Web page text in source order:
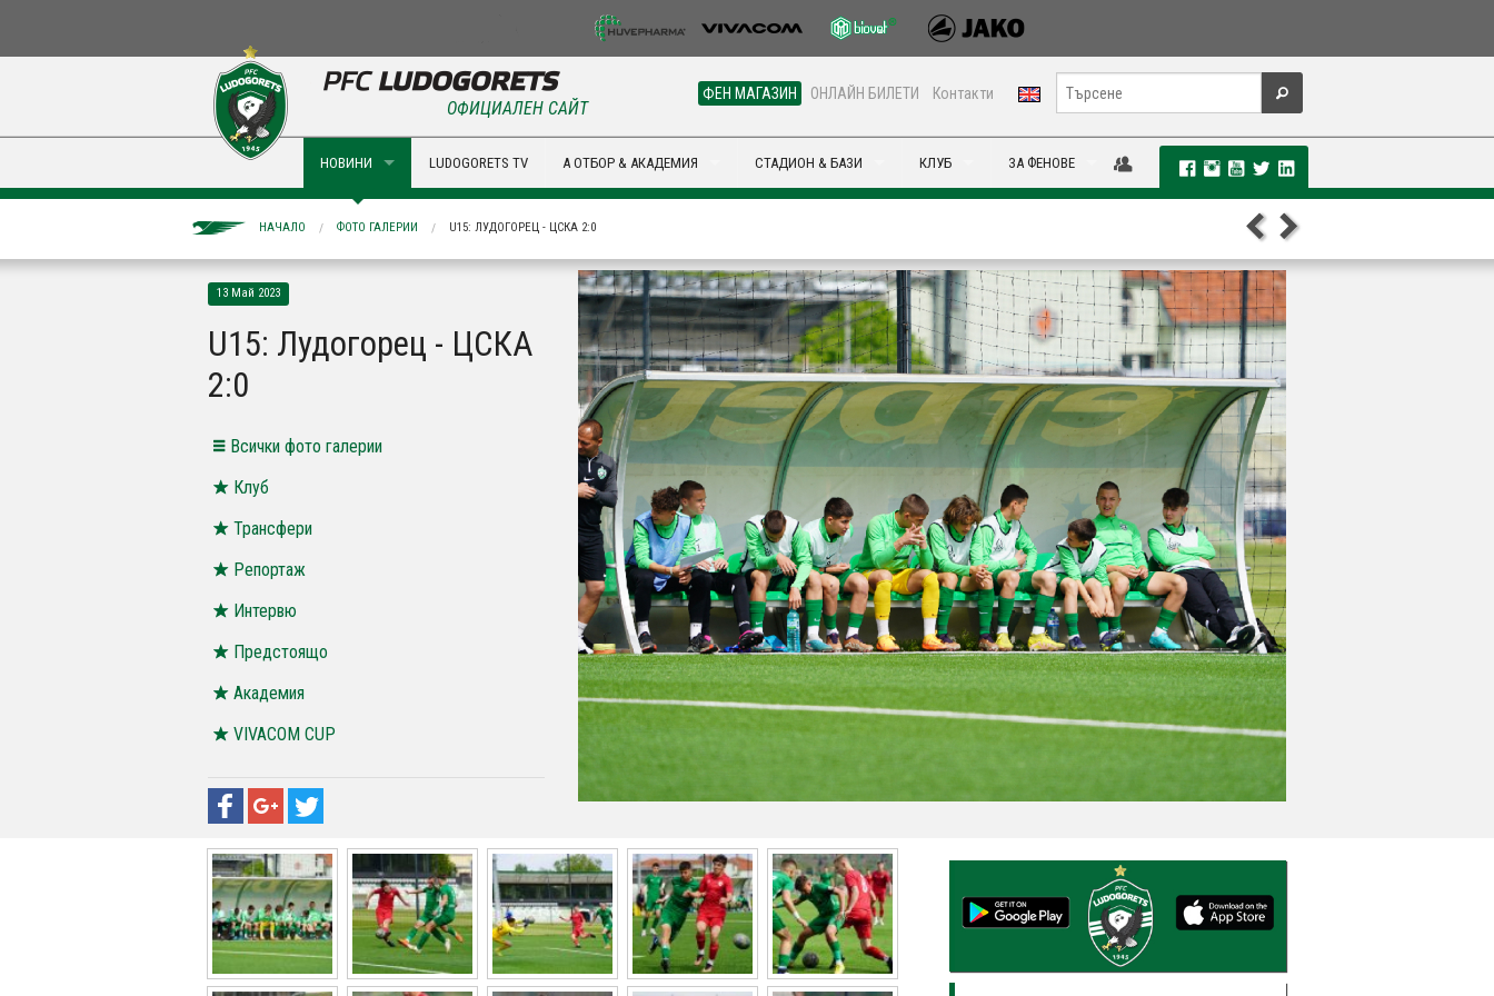
ФЕН МАГАЗИН ОНЛАЙН БИЛЕТИ Контакти
ОФИЦИАЛЕН САЙТ
НОВИНИ LUDOGORETS TV А ОТБОР & АКАДЕМИЯ СТАДИОН & БАЗИ КЛУБ ЗА ФЕНОВЕ
НАЧАЛО ФОТО ГАЛЕРИИ U15: ЛУДОГОРЕЦ - ЦСКА 2:0
13 Май 2023
U15: Лудогорец - ЦСКА
2:0
Всички фото галерии
Клуб
Трансфери
Репортаж
Интервю
Предстоящо
Академия
VIVACOM CUP